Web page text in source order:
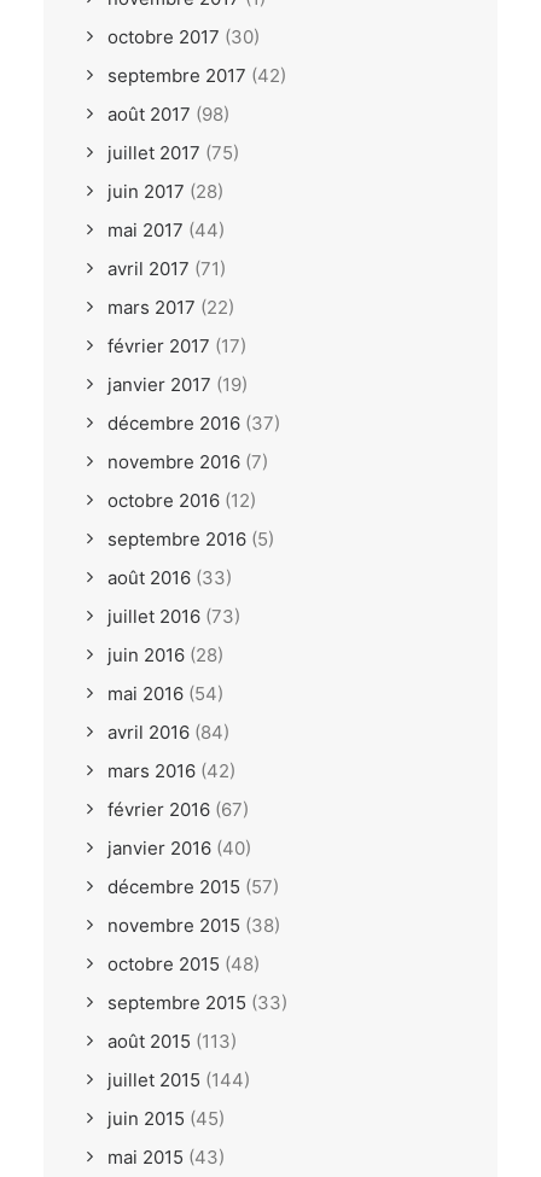
octobre 2017 (30)
septembre 2017 (42)
août 2017 (98)
juillet 2017 (75)
juin 2017 (28)
mai 2017 (44)
avril 2017 (71)
mars 2017 (22)
février 2017 (17)
janvier 2017 (19)
décembre 2016 (37)
novembre 2016 (7)
octobre 2016 (12)
septembre 2016 (5)
août 2016 (33)
juillet 2016 (73)
juin 2016 (28)
mai 2016 (54)
avril 2016 (84)
mars 2016 (42)
février 2016 (67)
janvier 2016 (40)
décembre 2015 (57)
novembre 2015 (38)
octobre 2015 (48)
septembre 2015 (33)
août 2015 (113)
juillet 2015 (144)
juin 2015 (45)
mai 2015 (43)